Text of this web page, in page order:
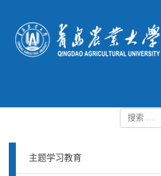
主题学习教育